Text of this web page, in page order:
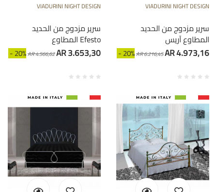
VIADURINI NIGHT DESIGN
سرير مزدوج من الحديد
المطاوع Efesto
- 20%AR 4.566,62AR 3.653,30
VIADURINI NIGHT DESIGN
سرير مزدوج من الحديد
المطاوع آريس
- 20%AR 6.216,45AR 4.973,16